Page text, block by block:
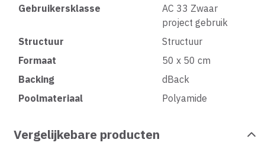
Gebruikersklasse
AC 33 Zwaar
project gebruik
Structuur
Structuur
Formaat
50 x 50 cm
Backing
dBack
Poolmateriaal
Polyamide
Vergelijkebare producten